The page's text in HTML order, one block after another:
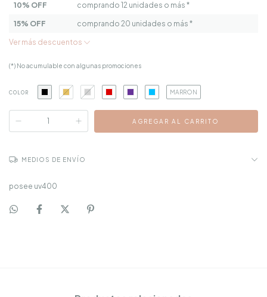
10% OFF comprando 12 unidades o más *
15% OFF comprando 20 unidades o más *
Ver más descuentos
(*) No acumulable con algunas promociones
COLOR MARRON
MEDIOS DE ENVÍO
posee uv400